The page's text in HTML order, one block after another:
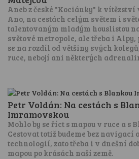
Aneb z české "Kociánky" k vítězství
Ano, na cestách celým světem i
talentovaným mladým houslistou
světové metropole, ale třeba i Alpy,
se na rozdíl od většiny svých
ruce, nebojí ani některých
Petr Voldán: Na cestách s
Imramovskou
Mohlo by se říct s mapou v ruce a s
Cestovat totiž budeme bez
technologií, zato třeba i v dnešní
mapou po krásách naší země.